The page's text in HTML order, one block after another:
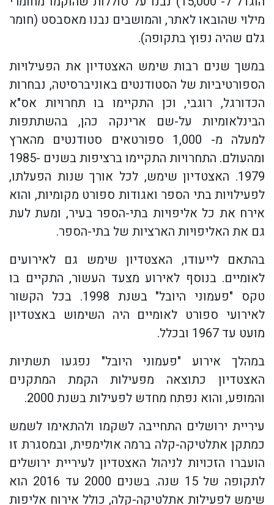
מילוי שהובאו לאתר, והמושבים נבנו מאסבסט (חומר
גלם שהיה נפוץ בתקופה).
במשך שנים רבות שימש האצטדיון את הפעילויות
הספורטיביות של הסטודנטים באוניברסיטה, נבחרות
הכדורגל, רוגבי, וכן התקיימו בו תחרויות אס"א
הבינלאומיות על-שם ארינקה כהן, בהשתתפות
למעלה מ- 1,000 ספורטאים סטודנטים מהארץ
ומהעולם. התחרויות התקיימו ברציפות בשנים 1985-
1979. האצטדיון שימש, לכל אורך שנות הפעלתו,
לפעילויות בתי הספר ואגודות ספורט מקומיות, והוא
אירח את כל אליפויות בתי-הספר בעיר, ומעת לעת
גם את האליפויות הארציות של בתי-הספר.
בהתאם לייעודו, האצטדיון שימש גם לאירועים
לאומיים. בנוסף לאירוע מצעד העשור, התקיים בו
טקס "פעמוני היובל" בשנת 1998. בכל הקשור
לאירועי ספורט לאומיים היה השימוש באצטדיון
מועט עד 1967 ובכלל.
במהלך אירוע "פעמוני היובל" נפגעו תשתיות
האצטדיון כתוצאה מפעילות הקמת המתקנים
והמופע, והוא נפתח מחדש לפעילות בשנת 2000.
עיריית ירושלים התחייבה לשקמו ולהתאימו לשמש
כמתקן אתלטיקה-קלה ברמה אולימפית, ובמסגרת זו
הועברו הזכויות לניהול האצטדיון לעיריית ירושלים
לתקופה של 15 שנה. בשנים 2000 עד 2016 הוא
שימש לפעילות אתלטיקה-קלה, כולל אירוח אליפות